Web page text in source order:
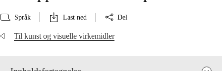
Språk Last ned Del
Til kunst og visuelle virkemidler